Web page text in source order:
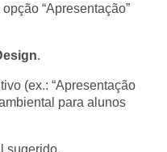
“Apresentação”
.
(ex.: “Apresentação
para alunos
sugerido.